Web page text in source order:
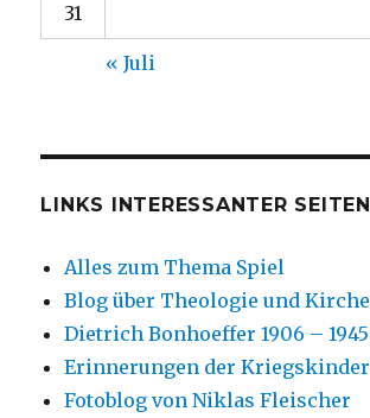
31
« Juli
LINKS INTERESSANTER SEITEN
Alles zum Thema Spiel
Blog über Theologie und Kirche
Dietrich Bonhoeffer 1906 – 1945
Erinnerungen der Kriegskinder
Fotoblog von Niklas Fleischer